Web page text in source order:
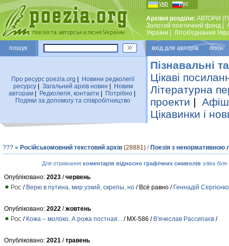
укр рус
Архівні розділи: АВТОРИ
Золотий поетичний фонд
України
Лiтоб'єднання
пошук вхiд для авторiв логін:
Про ресурс poezia.org
Новини редколегiї
ресурсу| Загальний архiв новин
Новим
авторам
Редколегiя, контакти Потрiбно
Подяки за допомогу та співробітництво
Пізнавальні
Цікаві
Літературна
проекти |
Цікавинки і
??? » Російськомовний текстовий архів (28881) / Поезія з ненормативною
Для отримання коментарів відносно графічних символів зліва
Опубліковано: 2023 /червень
/ Верю в путина, мир узкий, скрепы, но / Всё равно / Геннадій Сергієнко
Опубліковано: 2022 /жовтень
/ Кожа – молоко. А рожа постная... / МХ-586 / В'ячеслав Рассипаєв /
Опубліковано: 2021 /травень